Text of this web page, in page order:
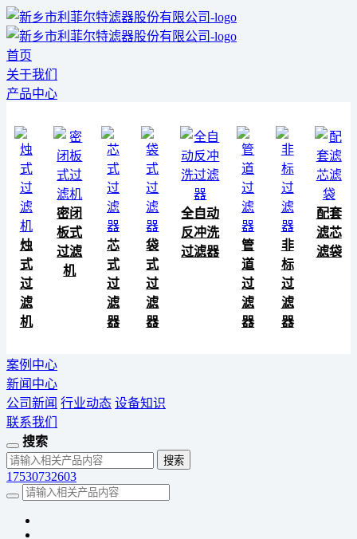
首页
关于我们
产品中心
烛
式
过
滤
机
密闭
板式
过滤
机
芯
式
过
滤
器
袋
式
过
滤
器
全自动
反冲洗
过滤器
管
道
过
滤
器
非
标
过
滤
器
配套
滤芯
滤袋
案例中心
新闻中心
公司新闻 行业动态 设备知识
联系我们
搜索
17530732603